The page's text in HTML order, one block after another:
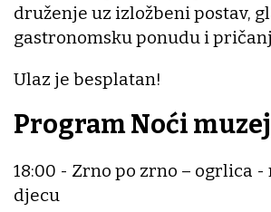
druženje uz izložbeni postav,
gastronomsku ponudu i
Ulaz je besplatan!
Program Noći
18:00 - Zrno po zrno – ogrlica -
djecu